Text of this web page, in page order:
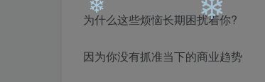
为什么这些烦恼长期困扰着你?
因为你没有抓准当下的商业趋势